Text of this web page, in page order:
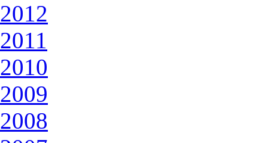
2012
2011
2010
2009
2008